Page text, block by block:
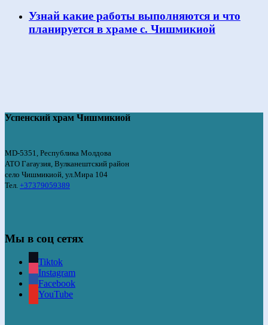
Узнай какие работы выполняются и что
планируется в храме с. Чишмикиой
Успенский храм Чишмикиой
MD-5351, Республика Молдова
АТО Гагаузия, Вулканештский район
село Чишмикиой, ул.Мира 104
Тел. +37379059389
Мы в соц сетях
Tiktok
Instagram
Facebook
YouTube